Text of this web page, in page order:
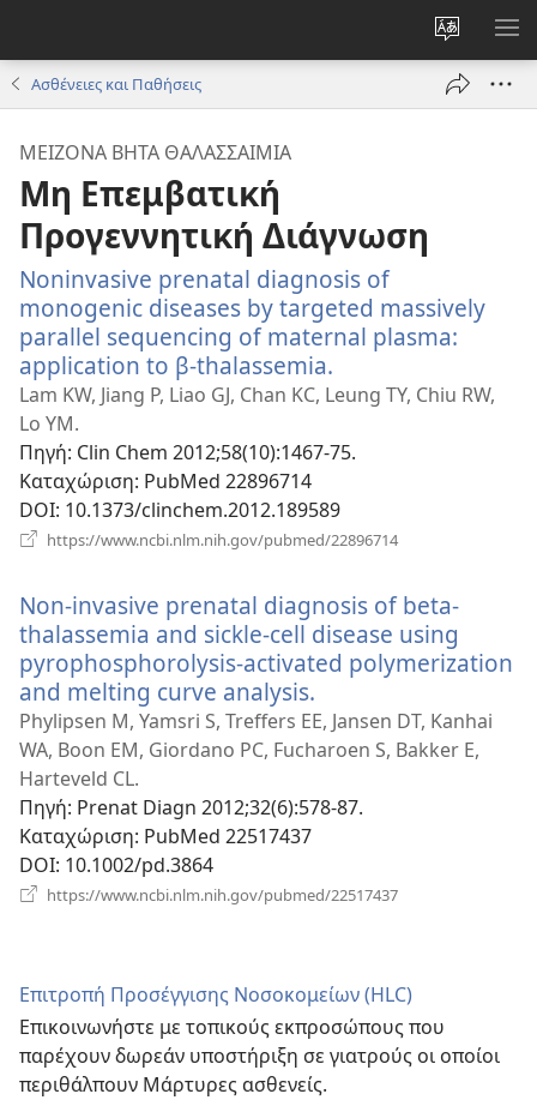
Αλλαγή
γλώσσας
Ασθένειες και Παθήσεις
ΜΕΊΖΟΝΑ ΒΉΤΑ ΘΑΛΑΣΣΑΙΜΊΑ
Μη Επεμβατική
Προγεννητική Διάγνωση
Noninvasive prenatal diagnosis of
monogenic diseases by targeted massively
parallel sequencing of maternal plasma:
application to β-thalassemia.
νέο
Lam KW, Jiang P, Liao GJ, Chan KC, Leung TY, Chiu RW,
Lo YM.
Πηγή‎: Clin Chem 2012;58(10):1467-75.
Καταχώριση‎: PubMed 22896714
DOI‎: 10.1373/clinchem.2012.189589
https://www.ncbi.nlm.nih.gov/pubmed/22896714
Non-invasive prenatal diagnosis of beta-
thalassemia and sickle-cell disease using
pyrophosphorolysis-activated polymerization
and melting curve analysis.
νέο
παράθυρο)
Phylipsen M, Yamsri S, Treffers EE, Jansen DT, Kanhai
WA, Boon EM, Giordano PC, Fucharoen S, Bakker E,
Harteveld CL.
Πηγή‎: Prenat Diagn 2012;32(6):578-87.
Καταχώριση‎: PubMed 22517437
DOI‎: 10.1002/pd.3864
https://www.ncbi.nlm.nih.gov/pubmed/22517437
Επιτροπή Προσέγγισης Νοσοκομείων (HLC)
Επικοινωνήστε με τοπικούς εκπροσώπους που
παρέχουν δωρεάν υποστήριξη σε γιατρούς οι οποίοι
περιθάλπουν Μάρτυρες ασθενείς.